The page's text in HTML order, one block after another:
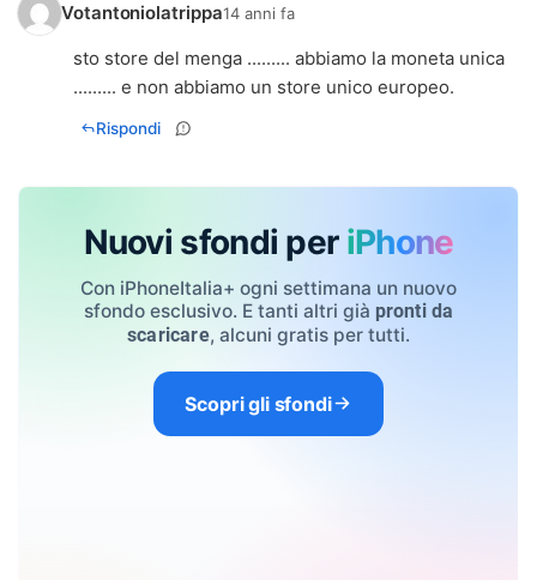
Votantoniolatrippa14 anni fa
sto store del menga ......... abbiamo la moneta unica
......... e non abbiamo un store unico europeo.
Rispondi
Nuovi sfondi per iPhone
Con iPhoneItalia+ ogni settimana un nuovo
sfondo esclusivo. E tanti altri già pronti da
scaricare, alcuni gratis per tutti.
Scopri gli sfondi